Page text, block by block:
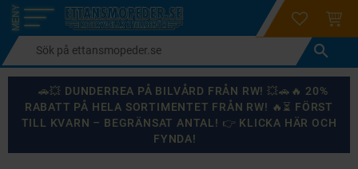
Meny
login
🚗💥 DUNDERREA PÅ BILVÅRD FRÅN RW! 💥🚗🔥 20%
RABATT PÅ HELA SORTIMENTET FRÅN RW! 🔥⏳ FÖRST
TILL KVARN – BEGRÄNSAT ANTAL! 👉 KLICKA HÄR OCH
FYNDA!